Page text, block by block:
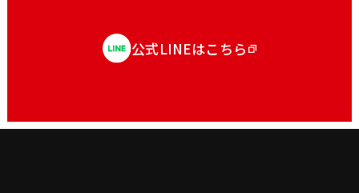
公式LINEはこちら